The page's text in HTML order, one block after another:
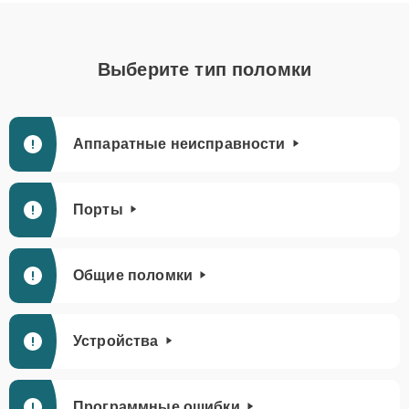
Выберите тип поломки
Аппаратные неисправности
Порты
Общие поломки
Устройства